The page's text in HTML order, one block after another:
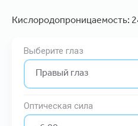
Кислородопроницаемость:
Выберите глаз
Оптическая сила